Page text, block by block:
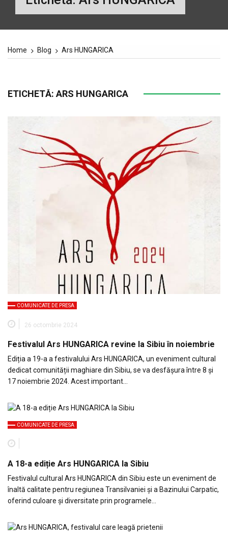
Home Blog Ars HUNGARICA
ETICHETĂ: ARS HUNGARICA
COMUNICATE DE PRESA
26 octombrie 2024
Festivalul Ars HUNGARICA revine la Sibiu în noiembrie
Ediția a 19-a a festivalului Ars HUNGARICA, un eveniment cultural
dedicat comunității maghiare din Sibiu, se va desfășura între 8 și
17 noiembrie 2024. Acest important…
COMUNICATE DE PRESA
A 18-a ediție Ars HUNGARICA la Sibiu
Festivalul cultural Ars HUNGARICA din Sibiu este un eveniment de
înaltă calitate pentru regiunea Transilvaniei și a Bazinului Carpatic,
oferind culoare și diversitate prin programele…